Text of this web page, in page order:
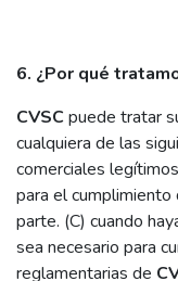
6. ¿Por qué
CVSCpuede tratar
cualquiera de las
comerciales
para el
parte. (C) cuando
sea necesario para
reglamentarias de